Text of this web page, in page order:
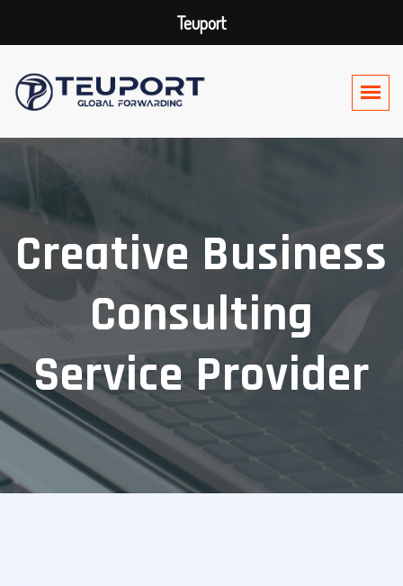
Creative Business
Consulting
Service Provider
Teuport